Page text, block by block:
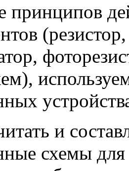
принципов
и
схемы